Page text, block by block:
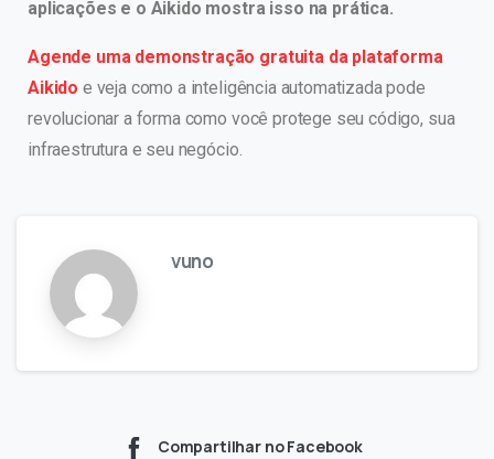
aplicações e o Aikido mostra isso na prática.
Agende uma demonstração gratuita da plataforma
Aikido e veja como a inteligência automatizada pode
revolucionar a forma como você protege seu código, sua
infraestrutura e seu negócio.
vuno
Compartilhar no Facebook